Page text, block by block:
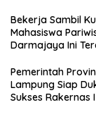
Sensor dan
Bekerja Sambil
Mahasiswa
Darmajaya Ini
Pemerintah
Lampung Siap
Sukses Rakernas I